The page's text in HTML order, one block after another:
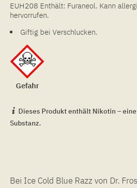
EUH208 Enthält: Furaneol. Kann
hervorrufen.
Giftig bei Verschlucken.
Gefahr
Dieses Produkt enthält Nikotin –
Substanz.
Bei Ice Cold Blue Razz von Dr.